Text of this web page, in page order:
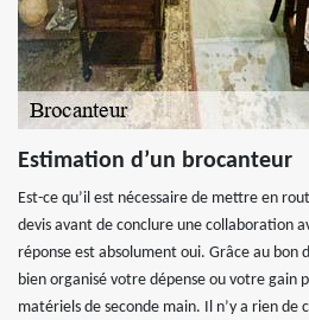
Estimation d’un brocanteur
Est-ce qu’il est nécessaire de mettre en
devis avant de conclure une collaboration
réponse est absolument oui. Grâce au bon
bien organisé votre dépense ou votre gain
matériels de seconde main. Il n’y a rien de